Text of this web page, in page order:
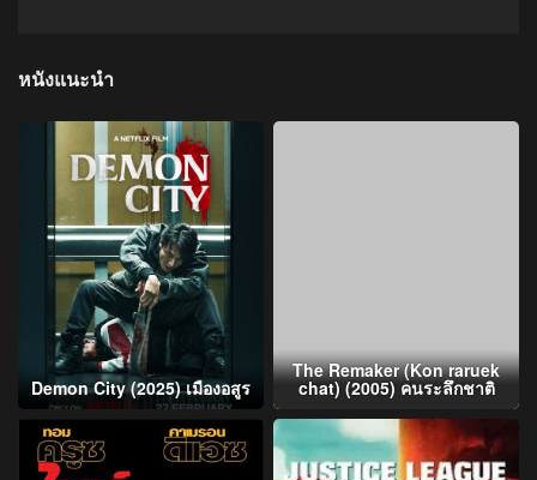
หนังแนะนำ
Demon City (2025) เมืองอสูร
The Remaker (Kon raruek
chat) (2005) คนระลึกชาติ